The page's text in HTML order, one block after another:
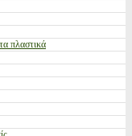
πλαστικά